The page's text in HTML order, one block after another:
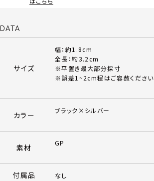
DATA
サイズ
幅：約1.8cm
全長：約3.2cm
※平置き最大部分採寸
※誤差1~2cm程はご容赦ください
カラー ブラック×シルバー
素材 GP
付属品 なし